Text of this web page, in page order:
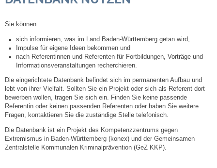
Gebühren und Beiträge
Ortsrecht
Haushalt 2026
Trinkwasser - Härtebereich
Redaktionsstatut für das Amtsblatt
Sie können
sich informieren, was im Land Baden-Württemberg getan wird,
Impulse für eigene Ideen bekommen und
nach Referentinnen und Referenten für Fortbildungen, Vorträge und
Informationsveranstaltungen recherchieren.
Die eingerichtete Datenbank befindet sich im permanenten Aufbau und
lebt von ihrer Vielfalt. Sollten Sie ein Projekt oder sich als Referent dort
bewerben wollen, tragen Sie sich ein. Finden Sie keine passende
Referentin oder keinen passenden Referenten oder haben Sie weitere
Fragen, kontaktieren Sie die zuständige Stelle telefonisch.
Die Datenbank ist ein Projekt des Kompetenzzentrums gegen
Extremismus in Baden-Württemberg (konex) und der Gemeinsamen
Zentralstelle Kommunalen Kriminalprävention (GeZ KKP).